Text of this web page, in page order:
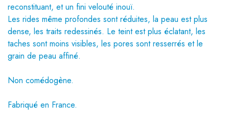
reconstituant, et un fini velouté inouï.
Les rides même profondes sont réduites, la peau est plus
dense, les traits redessinés. Le teint est plus éclatant, les
taches sont moins visibles, les pores sont resserrés et le
grain de peau affiné.
Non comédogène.
Fabriqué en France.